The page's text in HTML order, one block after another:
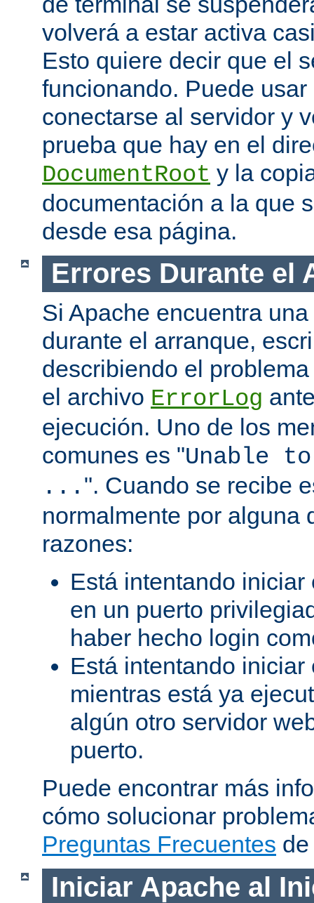
volverá a estar activa
Esto quiere decir que el
funcionando. Puede
conectarse al servidor y
prueba que hay en el
DocumentRoot y la
documentación a la que
desde esa página.
Errores Durante el
Si Apache encuentra
durante el arranque,
describiendo el
el archivo ErrorLog
ejecución. Uno de los
comunes es "Unable
... ". Cuando se recibe
normalmente por alguna
razones:
Está intentando
en un puerto
haber hecho login
Está intentando
mientras está ya
algún otro servidor
puerto.
Puede encontrar más
cómo solucionar
Preguntas Frecuentes
Iniciar Apache al